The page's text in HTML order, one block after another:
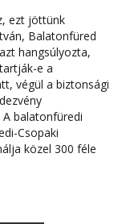
ezt jöttünk
Balatonfüred
hangsúlyozta,
e a
végül a biztonsági
balatonfüredi
Csopaki
közel 300 féle